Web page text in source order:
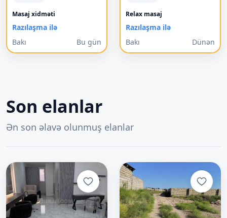
Masaj xidməti
Razılaşma ilə
Bakı
Bu gün
Relax masaj
Razılaşma ilə
Bakı
Dünən
Son elanlar
Ən son əlavə olunmuş elanlar